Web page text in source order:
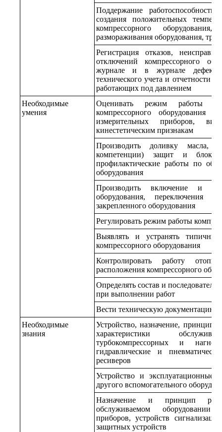
Поддержание
создания положительных
компрессорного
размораживания оборудования,
Регистрация отказов,
отключений компрессорного
журнале и в журнале
технического учета и отчетности о
работающих под давлением
Необходимые
умения
Оценивать режим работы и
компрессорного оборудования
измерительных приборов,
кинестетическим признакам
Производить доливку масла,
компетенции) защит и
профилактические работы по
оборудования
Производить включение и
оборудования, переключения в
закрепленного оборудования
Регулировать режим работы
Выявлять и устранять
компрессорного оборудования
Контролировать работу
расположения компрессорного
Определять состав и
при выполнении работ
Вести техническую документацию
Необходимые
знания
Устройство, назначение, принцип
характеристики
турбокомпрессорных и
гидравлические и
ресиверов
Устройство и эксплуатационные
другого вспомогательного
Назначение и принцип
обслуживаемом оборудовании
приборов, устройств
защитных устройств